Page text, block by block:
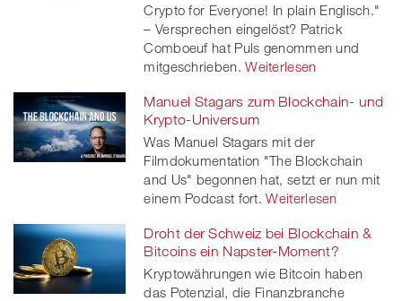
Crypto for Everyone! In plain Englisch."
– Versprechen eingelöst? Patrick
Comboeuf hat Puls genommen und
mitgeschrieben. Weiterlesen
Manuel Stagars zum Blockchain- und
Krypto-Universum
Was Manuel Stagars mit der
Filmdokumentation "The Blockchain
and Us" begonnen hat, setzt er nun mit
einem Podcast fort. Weiterlesen
Droht der Schweiz bei Blockchain &
Bitcoins ein Napster-Moment?
Kryptowährungen wie Bitcoin haben
das Potenzial, die Finanzbranche